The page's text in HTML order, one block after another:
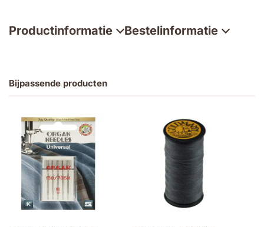
Productinformatie Bestelinformatie
Bijpassende producten